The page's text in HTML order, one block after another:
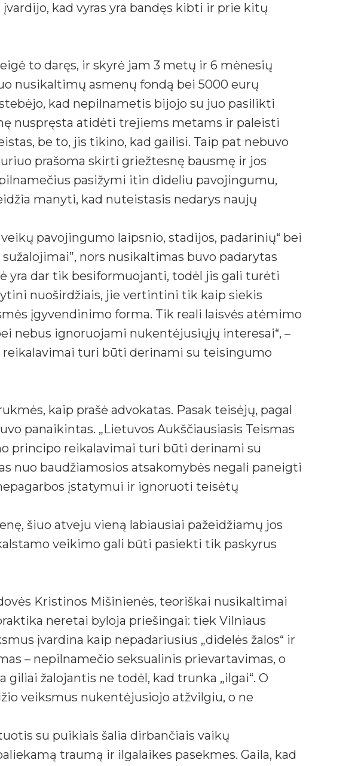
kad vyras yra bandęs kibti ir prie kitų
to daręs, ir skyrė jam 3 metų ir 6 mėnesių
nusikaltimų asmenų fondą bei 5000 eurų
kad nepilnametis bijojo su juo pasilikti
nuspręsta atidėti trejiems metams ir paleisti
be to, jis tikino, kad gailisi. Taip pat nebuvo
prašoma skirti griežtesnę bausmę ir jos
pasižymi itin dideliu pavojingumu,
manyti, kad nuteistasis nedarys naujų
pavojingumo laipsnio, stadijos, padarinių“ bei
nors nusikaltimas buvo padarytas
yra dar tik besiformuojanti, todėl jis gali turėti
nuoširdžiais, jie vertintini tik kaip siekis
įgyvendinimo forma. Tik reali laisvės atėmimo
nebus ignoruojami nukentėjusiųjų interesai“, –
turi būti derinami su teisingumo
kaip prašė advokatas. Pasak teisėjų, pagal
panaikintas. „Lietuvos Aukščiausiasis Teismas
principo reikalavimai turi būti derinami su
nuo baudžiamosios atsakomybės negali paneigti
įstatymui ir ignoruoti teisėtų
šiuo atveju vieną labiausiai pažeidžiamų jos
veikimo gali būti pasiekti tik paskyrus
Kristinos Mišinienės, teoriškai nusikaltimai
neretai byloja priešingai: tiek Vilniaus
įvardina kaip nepadariusius „didelės žalos“ ir
– nepilnamečio seksualinis prievartavimas, o
žalojantis ne todėl, kad trunka „ilgai“. O
veiksmus nukentėjusiojo atžvilgiu, o ne
su puikiais šalia dirbančiais vaikų
traumą ir ilgalaikes pasekmes. Gaila, kad